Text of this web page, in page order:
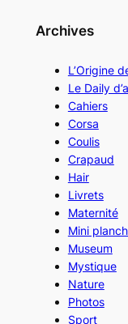
Archives
L’Origine
Le Daily
Cahiers
Corsa
Coulis
Crapaud
Hair
Livrets
Maternité
Mini
Museum
Mystique
Nature
Photos
Sport